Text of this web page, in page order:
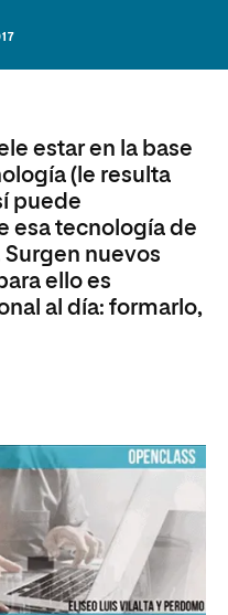
estar en la base
(le resulta
puede
esa tecnología de
nuevos
ello es
al día: formarlo,